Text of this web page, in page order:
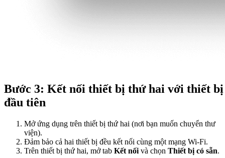
Bước 3: Kết nối thiết bị thứ hai với thiết bị
đầu tiên
Mở ứng dụng trên thiết bị thứ hai (nơi bạn muốn chuyển thư
viện).
Đảm bảo cả hai thiết bị đều kết nối cùng một mạng Wi-Fi.
Trên thiết bị thứ hai, mở tab Kết nối và chọn Thiết bị có sẵn.